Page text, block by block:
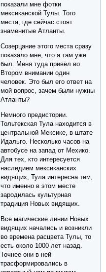
показали мне фотки
мексиканской Тулы. Того
места, где сейчас стоят
знаменитые Атланты.
Созерцание этого места сразу
показало мне, что я там уже
был. Меня туда привёл во
Втором внимании один
человек. Это был его ответ на
мой вопрос, зачем были нужны
Атланты?
Немного предистории.
Тольтекская Тула находится в
центральной Мексике, в штате
Идальго. Несколько часов на
автобусе на запад от Мехико.
Для тех, кто интересуется
наследием мексиканских
видящих, Тула интересна тем,
что именно в этом месте
зародилась культурная
традиция Новых видящих.
Все магические линии Новых
видящих начались и возникли
во времена расцвета Тулы, то
есть около 1000 лет назад.
Точнее они в ней
трасформировались в